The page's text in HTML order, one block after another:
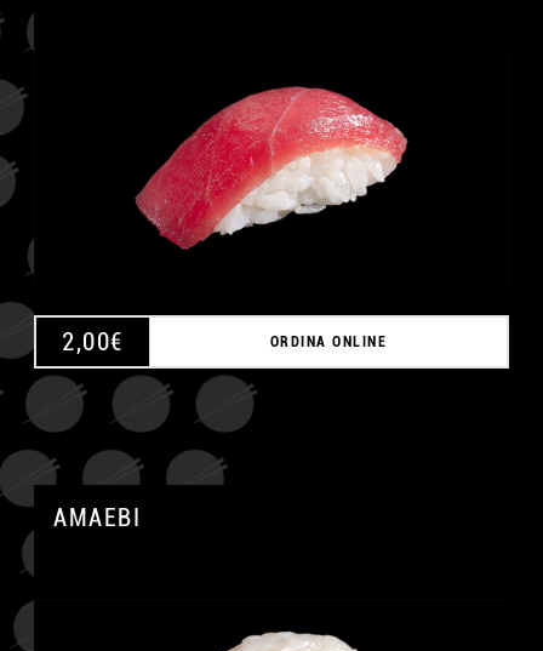
2,00€ ORDINA ONLINE
AMAEBI